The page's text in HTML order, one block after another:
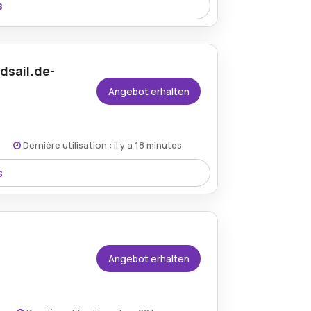
Bedingungen auf der Website des
Angebot erhalten
Dernière utilisation : il y a 18 minutes
Angebot erhalten